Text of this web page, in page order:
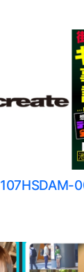
107HSDAM-